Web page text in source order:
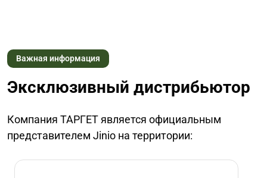
Важная информация
Эксклюзивный дистрибьютор
Компания ТАРГЕТ является официальным
представителем Jinio на территории: